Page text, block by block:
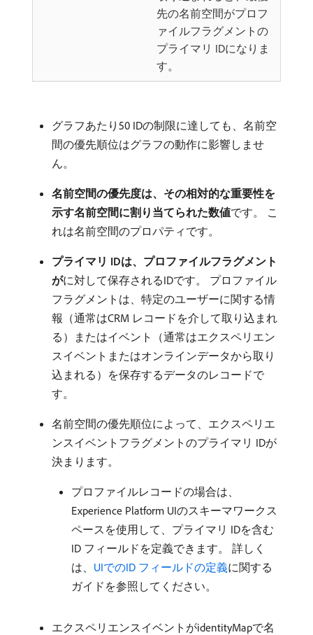
先の名前空間がプロフ
ァイルフラグメントの
プライマリ IDになりま
す。
グラフあたり50 IDの制限に達しても、名前空
間の優先順位はグラフの動作に影響しませ
ん。
名前空間の優先度は、その相対的な重要性を
示す名前空間に割り当てられた数値​です。 こ
れは名前空間のプロパティです。
プライマリ IDは、プロファイルフラグメント
が​に対して保存されるIDです。 プロファイル
フラグメントは、特定のユーザーに関する情
報（通常はCRM レコードを介して取り込まれ
る）またはイベント（通常はエクスペリエン
スイベントまたはオンラインデータから取り
込まれる）を保存するデータのレコードで
す。
名前空間の優先順位によって、エクスペリエ
ンスイベントフラグメントのプライマリ IDが
決まります。
プロファイルレコードの場合は、
Experience Platform UIのスキーマワークス
ペースを使用して、プライマリ IDを含む
ID フィールドを定義できます。 詳しく
は、 UIでのID フィールドの定義に関する
ガイドを参照してください。
エクスペリエンスイベントがidentityMapで名